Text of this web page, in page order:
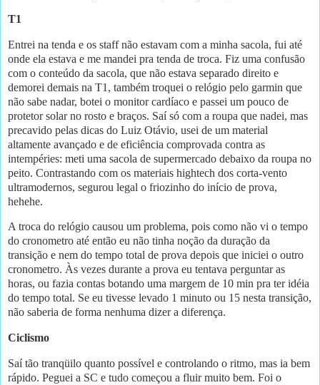
T1
Entrei na tenda e os staff não estavam com a minha sacola, fui até
onde ela estava e me mandei pra tenda de troca. Fiz uma confusão
com o conteúdo da sacola, que não estava separado direito e
demorei demais na T1, também troquei o relógio pelo garmin que
não sabe nadar, botei o monitor cardíaco e passei um pouco de
protetor solar no rosto e braços. Saí só com a roupa que nadei, mas
precavido pelas dicas do Luiz Otávio, usei de um material
altamente avançado e de eficiência comprovada contra as
intempéries: meti uma sacola de supermercado debaixo da roupa no
peito. Contrastando com os materiais hightech dos corta-vento
ultramodernos, segurou legal o friozinho do início de prova,
hehehe.
A troca do relógio causou um problema, pois como não vi o tempo
do cronometro até então eu não tinha noção da duração da
transição e nem do tempo total de prova depois que iniciei o outro
cronometro. Às vezes durante a prova eu tentava perguntar as
horas, ou fazia contas botando uma margem de 10 min pra ter idéia
do tempo total. Se eu tivesse levado 1 minuto ou 15 nesta transição,
não saberia de forma nenhuma dizer a diferença.
Ciclismo
Saí tão tranqüilo quanto possível e controlando o ritmo, mas ia bem
rápido. Peguei a SC e tudo começou a fluir muito bem. Foi o